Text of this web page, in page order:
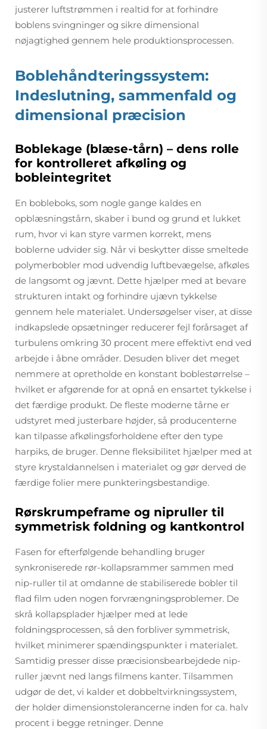
justerer luftstrømmen i realtid for at forhindre
boblens svingninger og sikre dimensional
nøjagtighed gennem hele produktionsprocessen.
Boblehåndteringssystem:
Indeslutning, sammenfald og
dimensional præcision
Boblekage (blæse-tårn) – dens rolle
for kontrolleret afkøling og
bobleintegritet
En bobleboks, som nogle gange kaldes en
opblæsningstårn, skaber i bund og grund et lukket
rum, hvor vi kan styre varmen korrekt, mens
boblerne udvider sig. Når vi beskytter disse smeltede
polymerbobler mod udvendig luftbevægelse, afkøles
de langsomt og jævnt. Dette hjælper med at bevare
strukturen intakt og forhindre ujævn tykkelse
gennem hele materialet. Undersøgelser viser, at disse
indkapslede opsætninger reducerer fejl forårsaget af
turbulens omkring 30 procent mere effektivt end ved
arbejde i åbne områder. Desuden bliver det meget
nemmere at opretholde en konstant boblestørrelse –
hvilket er afgørende for at opnå en ensartet tykkelse i
det færdige produkt. De fleste moderne tårne er
udstyret med justerbare højder, så producenterne
kan tilpasse afkølingsforholdene efter den type
harpiks, de bruger. Denne fleksibilitet hjælper med at
styre krystaldannelsen i materialet og gør derved de
færdige folier mere punkteringsbestandige.
Rørskrumpeframe og nipruller til
symmetrisk foldning og kantkontrol
Fasen for efterfølgende behandling bruger
synkroniserede rør-kollapsrammer sammen med
nip-ruller til at omdanne de stabiliserede bobler til
flad film uden nogen forvrængningsproblemer. De
skrå kollapsplader hjælper med at lede
foldningsprocessen, så den forbliver symmetrisk,
hvilket minimerer spændingspunkter i materialet.
Samtidig presser disse præcisionsbearbejdede nip-
ruller jævnt ned langs filmens kanter. Tilsammen
udgør de det, vi kalder et dobbeltvirkningssystem,
der holder dimensionstolerancerne inden for ca. halv
procent i begge retninger. Denne